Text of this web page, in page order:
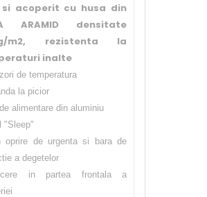
acoperit cu husa din
ARAMID densitate
m2, rezistenta la
inalte
de temperatura
la picior
alimentare din aluminiu
"Sleep"
oprire de urgenta si bara de
a degetelor
in partea frontala a